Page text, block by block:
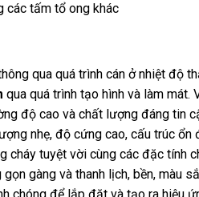
các tấm tổ ong khác
qua quá trình cán ở nhiệt độ
qua quá trình tạo hình và làm
độ cao và chất lượng đáng tin
nhẹ, độ cứng cao, cấu trúc
cháy tuyệt vời cùng các đặc tính
gọn gàng và thanh lịch, bền, màu